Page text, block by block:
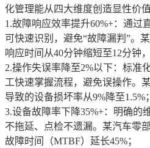
化管理能从四大维度创造显性价
1.故障响应效率提升60%+：通过
可快速识别，避免“故障漏判”。
响应时间从40分钟缩短至12分钟
2.操作失误率降至2%以下：标准
工快速掌握流程，避免误操作。
导致的设备损坏率从9%降至1.5%；
3.设备故障率下降35%+：明确的
不拖延、点检不遗漏。某汽车零
故障时间（MTBF）延长45%；